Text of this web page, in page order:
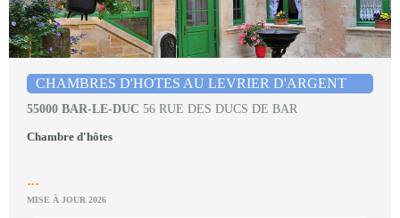
CHAMBRES D'HOTES AU LEVRIER D'ARGENT
55000 BAR-LE-DUC 56 RUE DES DUCS DE BAR
Chambre d'hôtes
...
MISE À JOUR 2026